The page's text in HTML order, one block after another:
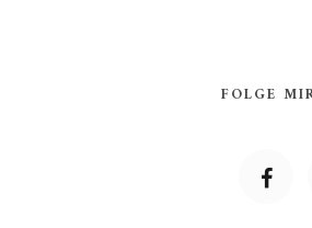
FOLGE